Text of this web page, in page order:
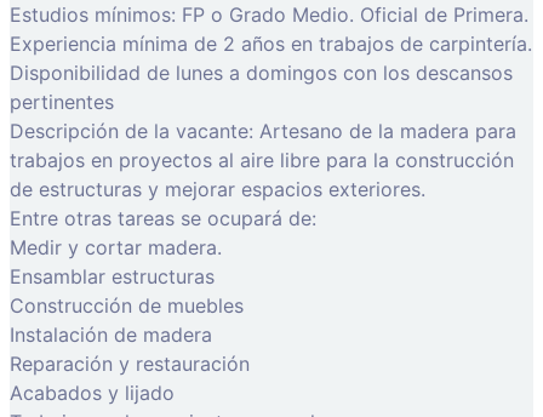
Estudios mínimos: FP o Grado Medio. Oficial de Primera.
Experiencia mínima de 2 años en trabajos de carpintería.
Disponibilidad de lunes a domingos con los descansos
pertinentes
Descripción de la vacante: Artesano de la madera para
trabajos en proyectos al aire libre para la construcción
de estructuras y mejorar espacios exteriores.
Entre otras tareas se ocupará de:
Medir y cortar madera.
Ensamblar estructuras
Construcción de muebles
Instalación de madera
Reparación y restauración
Acabados y lijado